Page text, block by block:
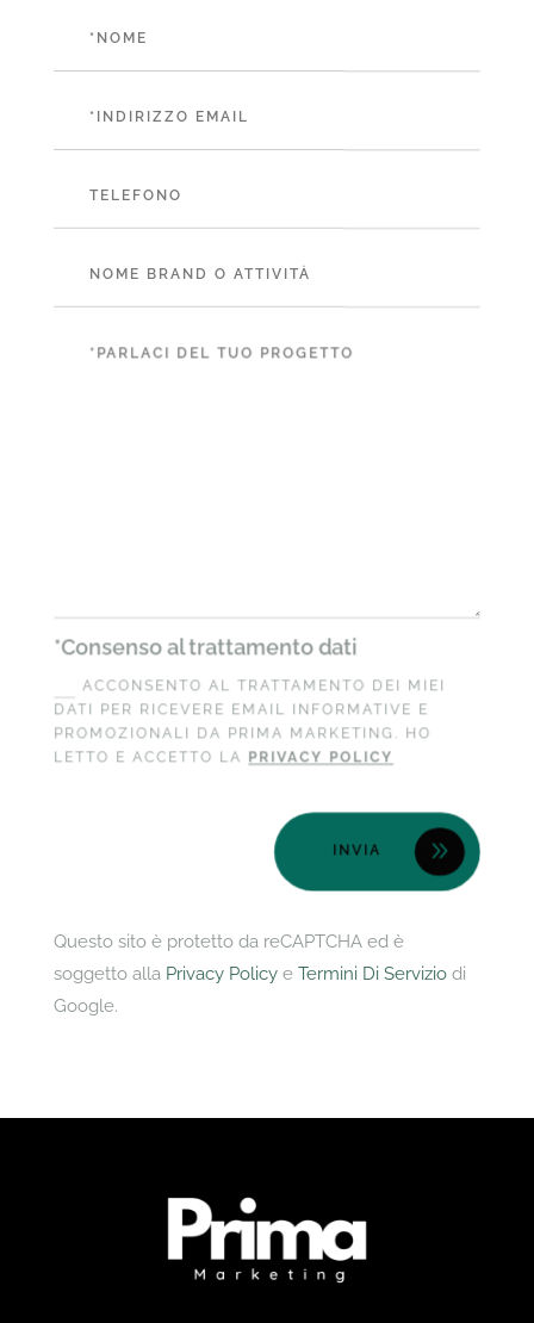
*Consenso al trattamento dati
ACCONSENTO AL TRATTAMENTO DEI MIEI
DATI PER RICEVERE EMAIL INFORMATIVE E
PROMOZIONALI DA PRIMA MARKETING. HO
LETTO E ACCETTO LA PRIVACY POLICY
INVIA
Questo sito è protetto da reCAPTCHA ed è
soggetto alla Privacy Policye Termini Di Serviziodi
Google.